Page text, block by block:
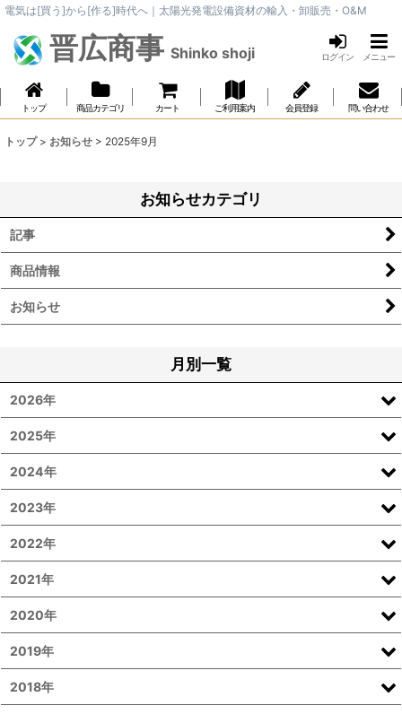
電気は[買う]から[作る]時代へ｜太陽光発電設備資材の輸入・卸販売・O&M
晋広商事 Shinko shoji ログイン メニュー
トップ 商品カテゴリ カート ご利用案内 会員登録 問い合わせ
トップ > お知らせ > 2025年9月
お知らせカテゴリ
記事
商品情報
お知らせ
月別一覧
2026年
2025年
2024年
2023年
2022年
2021年
2020年
2019年
2018年